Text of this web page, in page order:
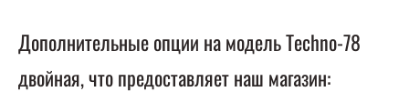
Дополнительные опции на модель Techno-78
двойная, что предоставляет наш магазин: